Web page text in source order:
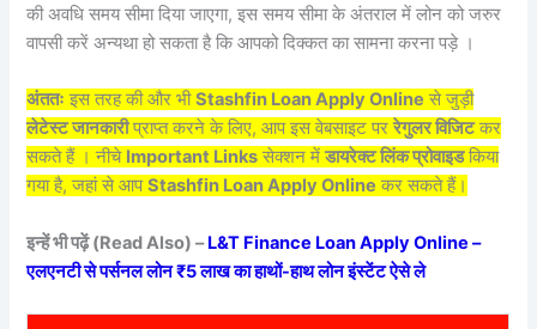
की अवधि समय सीमा दिया जाएगा, इस समय सीमा के अंतराल में लोन को जरुर
वापसी करें अन्यथा हो सकता है कि आपको दिक्कत का सामना करना पड़े ।
अंततः इस तरह की और भीStashfin Loan Apply Online से जुड़ी
लेटेस्ट जानकारीप्राप्त करने के लिए, आप इस वेबसाइट पररेगुलर विजिटकर
सकते हैं । नीचे Important Links सेक्शन मेंडायरेक्ट लिंक प्रोवाइडकिया
गया है, जहां से आपStashfin Loan Apply Online कर सकते हैं।
इन्हें भी पढ़ें (Read Also) –L&T Finance Loan Apply Online –
एलएनटी से पर्सनल लोन ₹5 लाख का हाथों-हाथ लोन इंस्टेंट ऐसे ले